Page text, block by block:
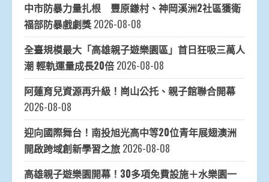
中市防暴力量扎根 豐原鎌村、神岡溪洲2社區獲衛
福部防暴戲劇獎 2026-08-08
全臺規模最大「高雄親子遊樂園區」首日狂吸三萬人
潮 輕軌運量成長20倍 2026-08-08
阿蓮育兒資源再升級！崗山公托、親子館聯合開幕
2026-08-08
迎向國際舞台！南投旭光高中等20位青年展翅澳洲
開啟跨域創新學習之旅 2026-08-08
高雄親子遊樂園開幕！30多項免費設施＋水樂園一